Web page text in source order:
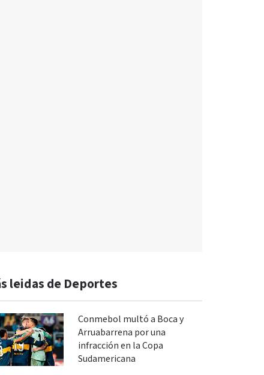
leidas de Deportes
Conmebol multó a Boca y
Arruabarrena por una
infracción en la Copa
Sudamericana